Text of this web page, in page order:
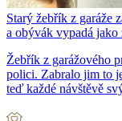
Starý žebřík z garáže
a obývák vypadá jako
Žebřík z garážového
polici. Zabralo jim to
teď každé návštěvě